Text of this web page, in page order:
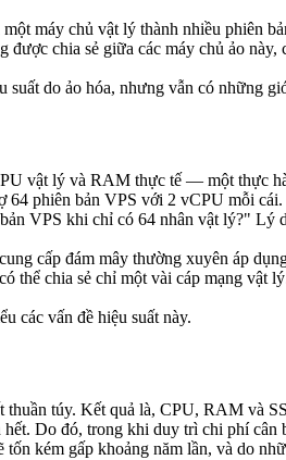
máy chủ vật lý thành nhiều phiên
chia sẻ giữa các máy chủ ảo
do ảo hóa, nhưng vẫn có những
vật lý và RAM thực tế — một thực
phiên bản VPS với 2 vCPU mỗi
VPS khi chỉ có 64 nhân vật lý?"
cấp đám mây thường xuyên áp
thể chia sẻ chỉ một vài cáp mạng
các vấn đề hiệu suất này.
túy. Kết quả là, CPU, RAM và
Do đó, trong khi duy trì chi phí
kém gấp khoảng năm lần, và do